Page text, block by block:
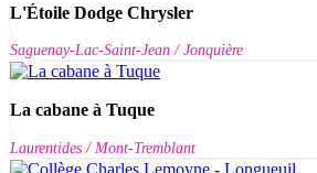
L'Étoile Dodge Chrysler
Saguenay-Lac-Saint-Jean / Jonquière
La cabane à Tuque
Laurentides / Mont-Tremblant